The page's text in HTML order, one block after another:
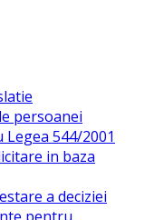
persoanei
544/2001
in baza
a deciziei
pentru